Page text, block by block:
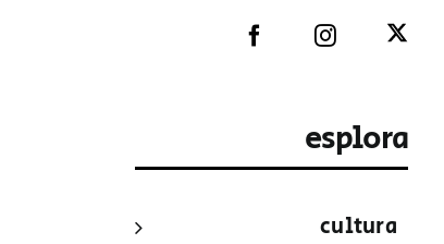
esplora
cultura